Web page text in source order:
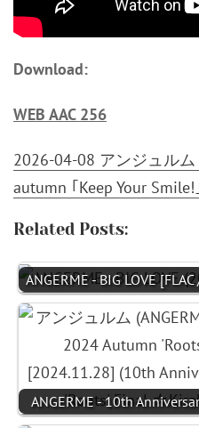
Download:
WEB AAC 256
2026-04-08 アンジュル
autumn ｢Keep Your
Related Posts:
ANGERME - BIG LOVE
ANGERME - 10th